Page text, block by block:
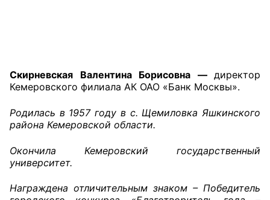
Общественные советы
органах федеральных органов
исполнительной власти
Общественные советы по проведению
оказания услуг
Скирневская Валентина Борисовна — директор
Кемеровского филиала АК ОАО «Банк Москвы».
Родилась в 1957 году в с. Щемиловка Яшкинского
района Кемеровской области.
Окончила Кемеровский государственный
университет.
Награждена отличительным знаком – Победитель